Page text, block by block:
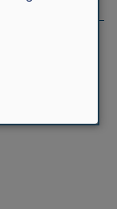
des
- AG -